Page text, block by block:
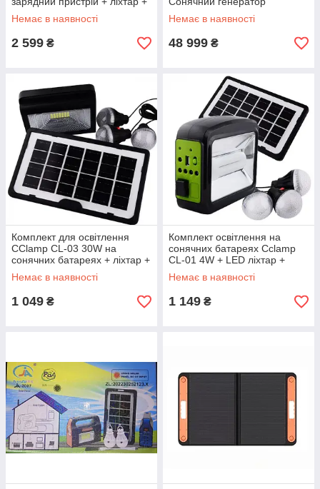
колонка
Немає в наявності
2 599 ₴
Немає в наявності
48 999 ₴
Комплект для освітлення
CClamp CL-03 30W на
сонячних батареях + ліхтар +
лампи + Power Bank
Немає в наявності
1 049 ₴
Комплект освітлення на
сонячних батареях Cclamp
CL-01 4W + LED ліхтар +
лампочки + Power Bank
Немає в наявності
1 149 ₴